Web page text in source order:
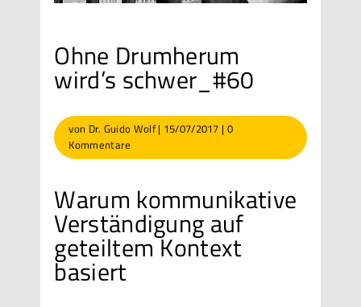
Ohne Drumherum
wird’s schwer_#60
von Dr. Guido Wolf| 15/07/2017 | 0
Kommentare
Warum kommunikative
Verständigung auf
geteiltem Kontext
basiert